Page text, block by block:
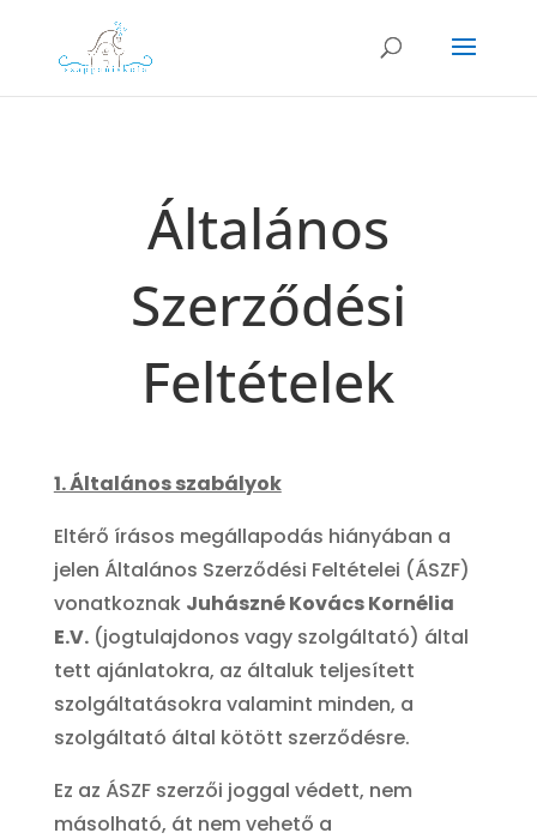
Általános
Szerződési
Feltételek
1. Általános szabályok
Eltérő írásos megállapodás hiányában a
jelen Általános Szerződési Feltételei (ÁSZF)
vonatkoznak Juhászné Kovács Kornélia
E.V.(jogtulajdonos vagy szolgáltató) által
tett ajánlatokra, az általuk teljesített
szolgáltatásokra valamint minden, a
szolgáltató által kötött szerződésre.
Ez az ÁSZF szerzői joggal védett, nem
másolható, át nem vehető a